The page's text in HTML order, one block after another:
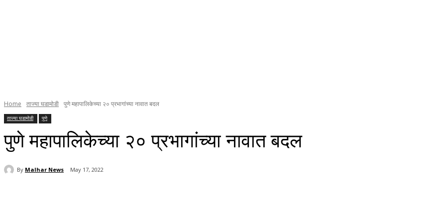
Home ताज्या घडामोडी पुणे महापालिकेच्या २० प्रभागांच्या नावात बदल
ताज्या घडामोडी पुणे
पुणे महापालिकेच्या २० प्रभागांच्या नावात बदल
By Malhar News May 17, 2022